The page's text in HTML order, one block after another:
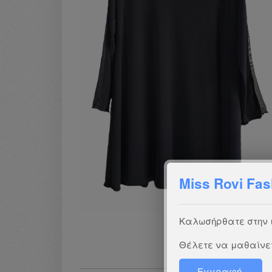
Miss Rovi
Καλωσήρθατε στην
Θέλετε να